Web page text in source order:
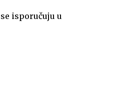
isporučuju u